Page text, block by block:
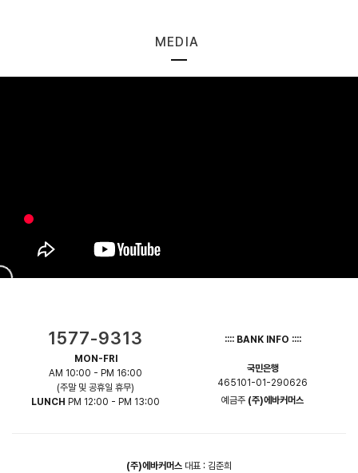
MEDIA
1577-9313
MON-FRI
AM 10:00 - PM 16:00
(주말 및 공휴일 휴무)
LUNCH PM 12:00 - PM 13:00
:::: BANK INFO ::::
국민은행
465101-01-290626
예금주 (주)에바커머스
(주)에바커머스 대표 : 김준희